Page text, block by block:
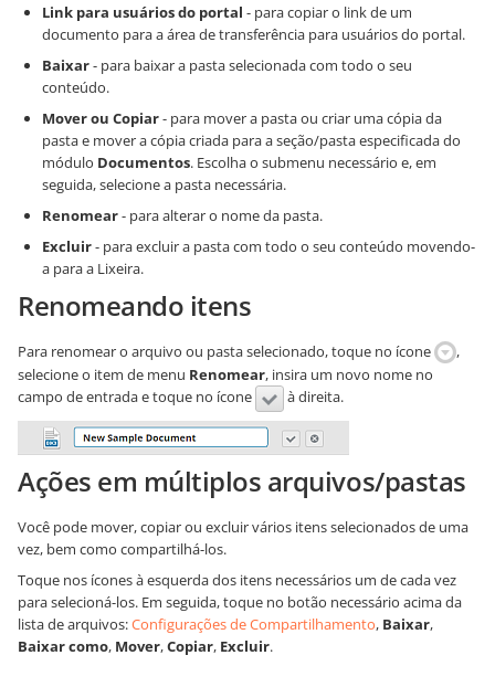
Link para usuários do portal - para copiar o link de um
documento para a área de transferência para usuários do portal.
Baixar- para baixar a pasta selecionada com todo o seu
conteúdo.
Mover ou Copiar- para mover a pasta ou criar uma cópia da
pasta e mover a cópia criada para a seção/pasta especificada do
módulo Documentos. Escolha o submenu necessário e, em
seguida, selecione a pasta necessária.
Renomear- para alterar o nome da pasta.
Excluir- para excluir a pasta com todo o seu conteúdo movendo-
a para a Lixeira.
Renomeando itens
Para renomear o arquivo ou pasta selecionado, toque no ícone
,
selecione o item de menu Renomear, insira um novo nome no
campo de entrada e toque no ícone
à direita.
Ações em múltiplos arquivos/pastas
Você pode mover, copiar ou excluir vários itens selecionados de uma
vez, bem como compartilhá-los.
Toque nos ícones à esquerda dos itens necessários um de cada vez
para selecioná-los. Em seguida, toque no botão necessário acima da
lista de arquivos:Configurações de Compartilhamento, Baixar,
Baixar como, Mover,Copiar, Excluir.